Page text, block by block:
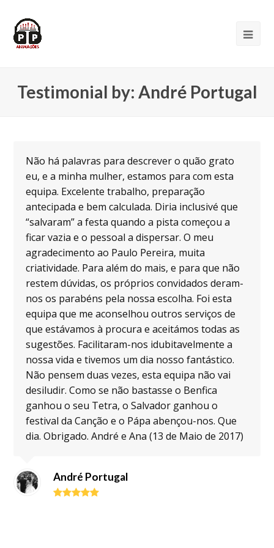
Testimonial by: André Portugal
Não há palavras para descrever o quão grato
eu, e a minha mulher, estamos para com esta
equipa. Excelente trabalho, preparação
antecipada e bem calculada. Diria inclusivé que
“salvaram” a festa quando a pista começou a
ficar vazia e o pessoal a dispersar. O meu
agradecimento ao Paulo Pereira, muita
criatividade. Para além do mais, e para que não
restem dúvidas, os próprios convidados deram-
nos os parabéns pela nossa escolha. Foi esta
equipa que me aconselhou outros serviços de
que estávamos à procura e aceitámos todas as
sugestões. Facilitaram-nos idubitavelmente a
nossa vida e tivemos um dia nosso fantástico.
Não pensem duas vezes, esta equipa não vai
desiludir. Como se não bastasse o Benfica
ganhou o seu Tetra, o Salvador ganhou o
festival da Canção e o Pápa abençou-nos. Que
dia. Obrigado. André e Ana (13 de Maio de 2017)
André Portugal